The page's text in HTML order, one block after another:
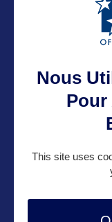
Le
Située entre les
est la Capitale
Nous
Pour
This site uses